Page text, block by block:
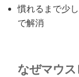
慣れるまで少
で解消
なぜマウ